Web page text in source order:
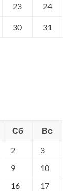
23 24
30 31
Сб
Вс
2
3
9
10
16
17